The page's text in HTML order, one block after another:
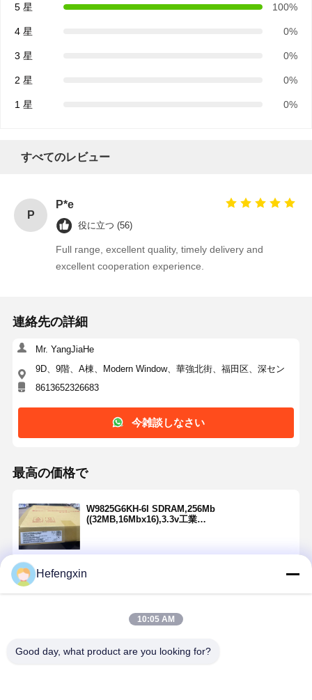
ホーム
多層陶磁器のコンデンサー
厚膜抵抗器
高周波誘導器
5 星 100%
4 星 0%
3 星 0%
2 星 0%
1 星 0%
すべてのレビュー
P
P*e
役に立つ (56)
Full range, excellent quality, timely delivery and
excellent cooperation experience.
連絡先の詳細
Mr. YangJiaHe
9D、9階、A棟、Modern Window、華強北街、福田区、深セン
8613652326683
今雑談しなさい
最高の価格で
W9825G6KH-6I SDRAM,256Mb
((32MB,16Mbx16),3.3v工業
推薦されたプロダクト
Hefengxin
10:05 AM
Good day, what product are you looking for?